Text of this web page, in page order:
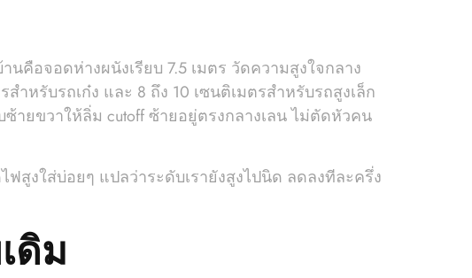
คือจอดห่างผนังเรียบ 7.5 เมตร วัดความสูงใจกลาง
หรับรถเก๋ง และ 8 ถึง 10 เซนติเมตรสำหรับรถสูงเล็ก
ยขวาให้ลิ่ม cutoff ซ้ายอยู่ตรงกลางเลน ไม่ตัดหัวคน
สูงใส่บ่อยๆ แปลว่าระดับเรายังสูงไปนิด ลดลงทีละครึ่ง
ดิม